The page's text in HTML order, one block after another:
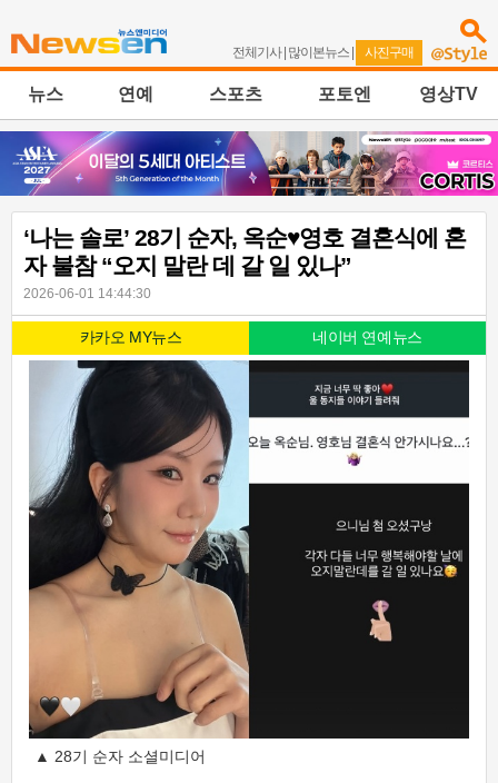
전체기사| 많이본뉴스 | 사진구매
뉴스 연예 스포츠 포토엔 영상TV
‘나는 솔로’ 28기 순자, 옥순♥영호 결혼식에 혼
자 불참 “오지 말란 데 갈 일 있나”
2026-06-01 14:44:30
카카오 MY뉴스 네이버 연예뉴스
▲ 28기 순자 소셜미디어